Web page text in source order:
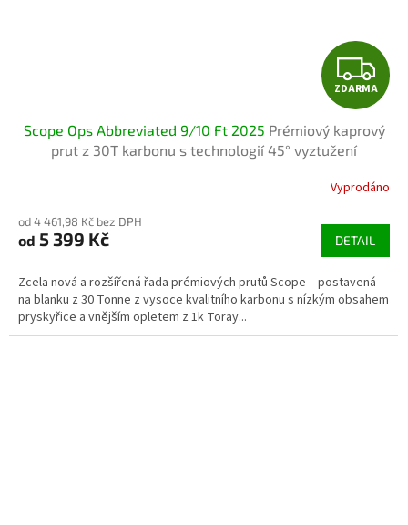
Z
D
A
R
M
A
ZDARMA
Scope Ops Abbreviated 9/10 Ft 2025 Prémiový kaprový
prut z 30T karbonu s technologií 45° vyztužení
Vyprodáno
od 4 461,98 Kč bez DPH
od 5 399 Kč DETAIL
Zcela nová a rozšířená řada prémiových prutů Scope – postavená
na blanku z 30 Tonne z vysoce kvalitního karbonu s nízkým obsahem
pryskyřice a vnějším opletem z 1k Toray...